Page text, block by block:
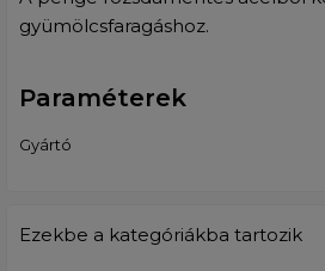
gyümölcsfaragáshoz.
Paraméterek
Gyártó
Ezekbe a kategóriákba tartozik